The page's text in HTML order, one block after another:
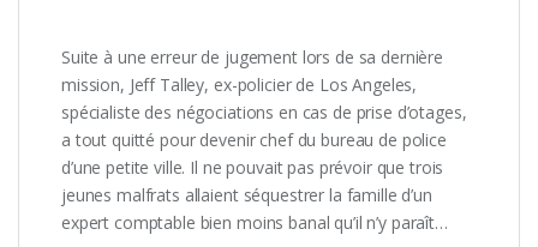
Suite à une erreur de jugement lors de sa dernière
mission, Jeff Talley, ex-policier de Los Angeles,
spécialiste des négociations en cas de prise d’otages,
a tout quitté pour devenir chef du bureau de police
d’une petite ville. Il ne pouvait pas prévoir que trois
jeunes malfrats allaient séquestrer la famille d’un
expert comptable bien moins banal qu’il n’y paraît…